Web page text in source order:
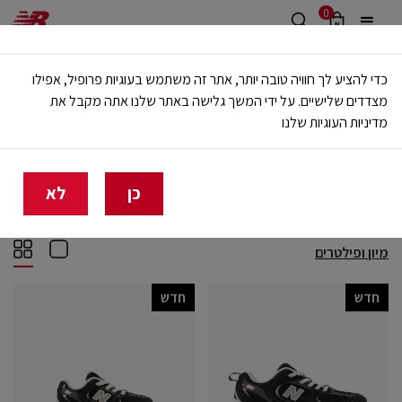
0
משלוח חינם מעל 499 ש"ח
🔥 20% הנחה על כל הביגוד באתר ובחנויות - לזמן מוגבל
בית ילדים SHOP BY STYLE
מיון ופילטרים
חדש חדש
כדי להציע לך חוויה טובה יותר, אתר זה משתמש בעוגיות פרופיל, אפילו
מצדדים שלישיים. על ידי המשך גלישה באתר שלנו אתה מקבל את
מדיניות העוגיות שלנו
כן לא